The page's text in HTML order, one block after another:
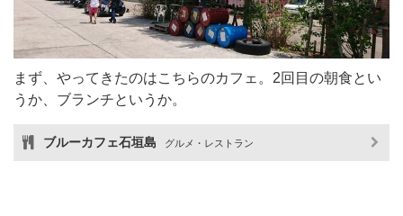
まず、やってきたのはこちらのカフェ。2回目の朝食とい
うか、ブランチというか。
ブルーカフェ石垣島 グルメ・レストラン